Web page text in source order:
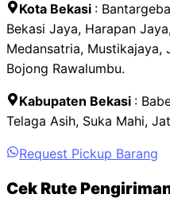
Kota Bekasi :
Bekasi Jaya, Harapan
Medansatria, Mustikajaya,
Bojong Rawalumbu.
Kabupaten Bekasi :
Telaga Asih, Suka Mahi,
Request Pickup Barang
Cek Rute